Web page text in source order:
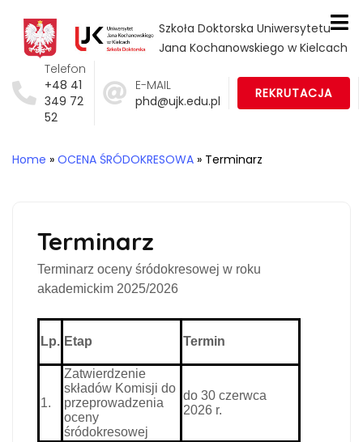
Szkoła Doktorska Uniwersytetu
Jana Kochanowskiego w Kielcach
Telefon
+48 41
349 72
52
E-MAIL
phd@ujk.edu.pl
REKRUTACJA
Home » OCENA ŚRÓDOKRESOWA » Terminarz
Terminarz
Terminarz oceny śródokresowej w roku
akademickim 2025/2026
Lp. Etap Termin
1.
Zatwierdzenie
składów Komisji do
przeprowadzenia
oceny
śródokresowej
do 30 czerwca
2026 r.